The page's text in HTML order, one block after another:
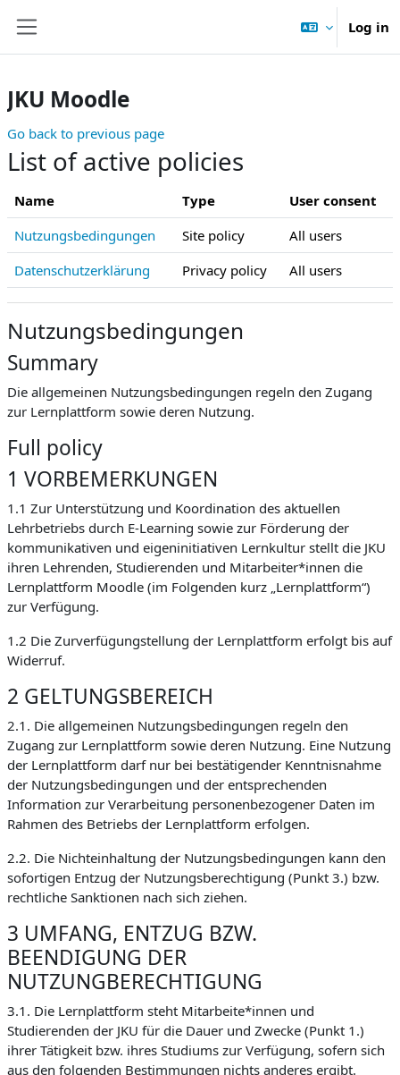
Log in
JKU Moodle
Go back to previous page
List of active policies
Name Type
User consent
Nutzungsbedingungen
Site policy
All users
Datenschutzerklärung
Privacy policy All users
Nutzungsbedingungen
Summary
Die allgemeinen Nutzungsbedingungen regeln den Zugang
zur Lernplattform sowie deren Nutzung.
Full policy
1 VORBEMERKUNGEN
1.1 Zur Unterstützung und Koordination des aktuellen
Lehrbetriebs durch E-Learning sowie zur Förderung der
kommunikativen und eigeninitiativen Lernkultur stellt die JKU
ihren Lehrenden, Studierenden und Mitarbeiter*innen die
Lernplattform Moodle (im Folgenden kurz „Lernplattform“)
zur Verfügung.
1.2 Die Zurverfügungstellung der Lernplattform erfolgt bis auf
Widerruf.
2 GELTUNGSBEREICH
2.1. Die allgemeinen Nutzungsbedingungen regeln den
Zugang zur Lernplattform sowie deren Nutzung. Eine Nutzung
der Lernplattform darf nur bei bestätigender Kenntnisnahme
der Nutzungsbedingungen und der entsprechenden
Information zur Verarbeitung personenbezogener Daten im
Rahmen des Betriebs der Lernplattform erfolgen.
2.2. Die Nichteinhaltung der Nutzungsbedingungen kann den
sofortigen Entzug der Nutzungsberechtigung (Punkt 3.) bzw.
rechtliche Sanktionen nach sich ziehen.
3 UMFANG, ENTZUG BZW.
BEENDIGUNG DER
NUTZUNGBERECHTIGUNG
3.1. Die Lernplattform steht Mitarbeite*innen und
Studierenden der JKU für die Dauer und Zwecke (Punkt 1.)
ihrer Tätigkeit bzw. ihres Studiums zur Verfügung, sofern sich
aus den folgenden Bestimmungen nichts anderes ergibt.